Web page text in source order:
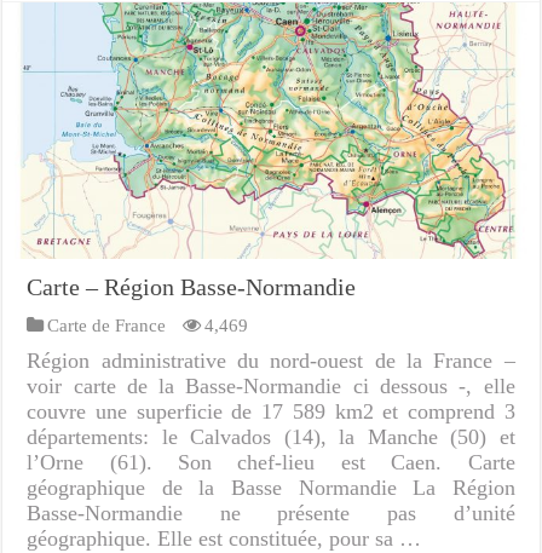
Carte – Région Basse-Normandie
Carte de France 4,469
Région administrative du nord-ouest de la France –
voir carte de la Basse-Normandie ci dessous -, elle
couvre une superficie de 17 589 km2 et comprend 3
départements: le Calvados (14), la Manche (50) et
l’Orne (61). Son chef-lieu est Caen. Carte
géographique de la Basse Normandie La Région
Basse-Normandie ne présente pas d’unité
géographique. Elle est constituée, pour sa …